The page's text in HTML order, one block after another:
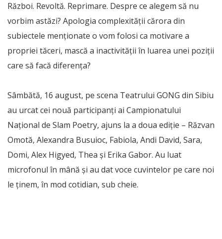
Război. Revoltă. Reprimare. Despre ce alegem să nu
vorbim astăzi? Apologia complexității cărora din
subiectele menționate o vom folosi ca motivare a
propriei tăceri, mască a inactivității în luarea unei poziții
care să facă diferența?
Sâmbătă, 16 august, pe scena Teatrului GONG din Sibiu
au urcat cei nouă participanți ai Campionatului
Național de Slam Poetry, ajuns la a doua ediție – Răzvan
Omotă, Alexandra Busuioc, Fabiola, Andi David, Sara,
Domi, Alex Higyed, Thea și Erika Gabor. Au luat
microfonul în mână și au dat voce cuvintelor pe care noi
le ținem, în mod cotidian, sub cheie.